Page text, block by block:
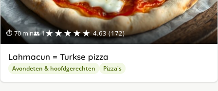
⏱ 70 min👥 1★★★★★ 4.63 (172)
Lahmacun = Turkse pizza
Avondeten & hoofdgerechten Pizza's